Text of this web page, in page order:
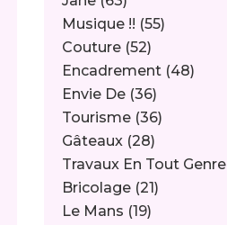
Musique !! (55)
Couture (52)
Encadrement (48)
Envie De (36)
Tourisme (36)
Gâteaux (28)
Travaux En Tout Genre
Bricolage (21)
Le Mans (19)